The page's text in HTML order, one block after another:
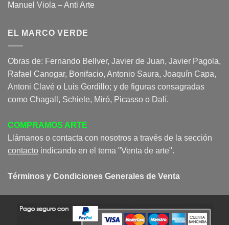
Manuel Viola – Anti Arte
EL MARCO VERDE
Obras de: Fernando Bellver, Javier de Juan, Javier Pagola,
Rafael Canogar, Bonifacio, Antonio Saura, Joaquín Capa,
Antoni Clavé o Luis Gordillo; y de figuras consagradas
como Chagall, Schiele, Miró, Picasso o Dalí.
COMPRAMOS ARTE
Llámanos o contacta con nosotros a través de la sección
contacto indicando en el tema "Venta de arte".
Términos y Condiciones Generales de Venta